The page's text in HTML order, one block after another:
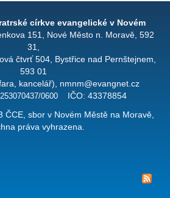
církve evangelické v Novém
151, Nové Město n. Moravě, 592
31,
čtvrť 504, Bystřice nad Pernštejnem,
593 01
kancelář), nmnm@evangnet.cz
253070437/0600 IČO: 43378854
sbor v Novém Městě na Moravě,
práva vyhrazena.